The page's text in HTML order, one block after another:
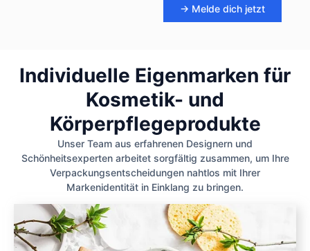
→ Melde dich jetzt
Individuelle Eigenmarken für
Kosmetik- und
Körperpflegeprodukte
Unser Team aus erfahrenen Designern und
Schönheitsexperten arbeitet sorgfältig zusammen, um Ihre
Verpackungsentscheidungen nahtlos mit Ihrer
Markenidentität in Einklang zu bringen.